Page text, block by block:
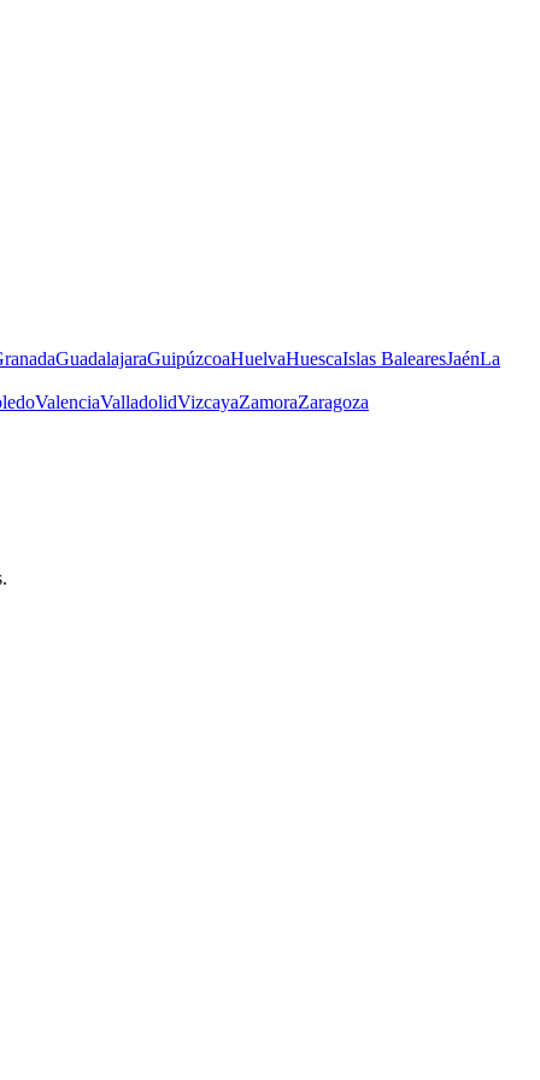
GuadalajaraGuipúzcoaHuelvaHuescaIslas BalearesJaénLa
ValenciaValladolidVizcayaZamoraZaragoza